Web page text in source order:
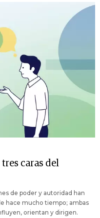
caras del
de poder y autoridad han
hace mucho tiempo; ambas
orientan y dirigen.